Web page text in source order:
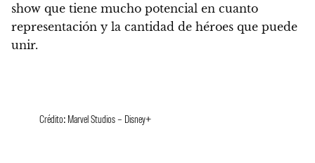
show que tiene mucho potencial en cuanto
representación y la cantidad de héroes que puede
unir.
Crédito: Marvel Studios – Disney+